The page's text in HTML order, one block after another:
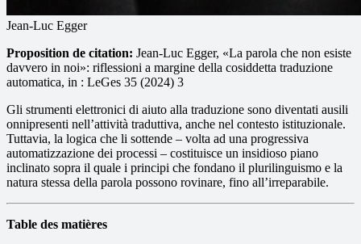
Jean-Luc Egger
Proposition de citation: Jean-Luc Egger, «La parola che non esiste
davvero in noi»: riflessioni a margine della cosiddetta traduzione
automatica, in : LeGes 35 (2024) 3
Gli strumenti elettronici di aiuto alla traduzione sono diventati ausili
onnipresenti nell’attività traduttiva, anche nel contesto istituzionale.
Tuttavia, la logica che li sottende – volta ad una progressiva
automatizzazione dei processi – costituisce un insidioso piano
inclinato sopra il quale i principi che fondano il plurilinguismo e la
natura stessa della parola possono rovinare, fino all’irreparabile.
Table des matières